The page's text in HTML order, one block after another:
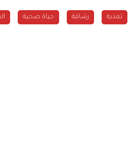
تغذية رشاقة حياة صحية